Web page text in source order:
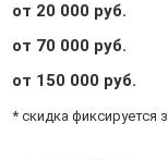
от 20 000 руб.
от 70 000 руб.
от 150 000 руб.
* скидка фиксируется